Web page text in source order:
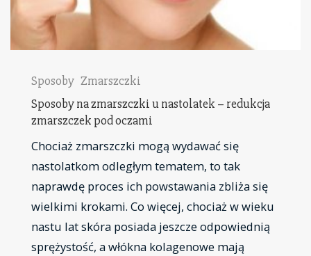
Sposoby Zmarszczki
Sposoby na zmarszczki u nastolatek – redukcja
zmarszczek pod oczami
Chociaż zmarszczki mogą wydawać się
nastolatkom odległym tematem, to tak
naprawdę proces ich powstawania zbliża się
wielkimi krokami. Co więcej, chociaż w wieku
nastu lat skóra posiada jeszcze odpowiednią
sprężystość, a włókna kolagenowe mają